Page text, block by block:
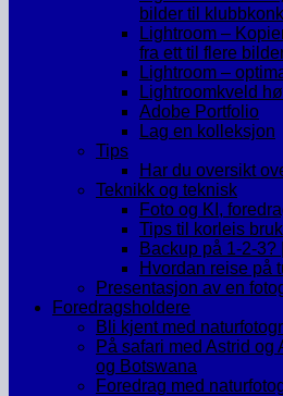
bilder til
Lightroom –
fra ett til flere
Lightroom –
Lightroomkveld
Adobe Portfolio
Lag en kolleksjon
Tips
Har du oversikt
Teknikk og teknisk
Foto og KI,
Tips til korleis
Backup på 1-2-3?
Hvordan reise på
Presentasjon av en
Foredragsholdere
Bli kjent med
På safari med Astrid
og Botswana
Foredrag med